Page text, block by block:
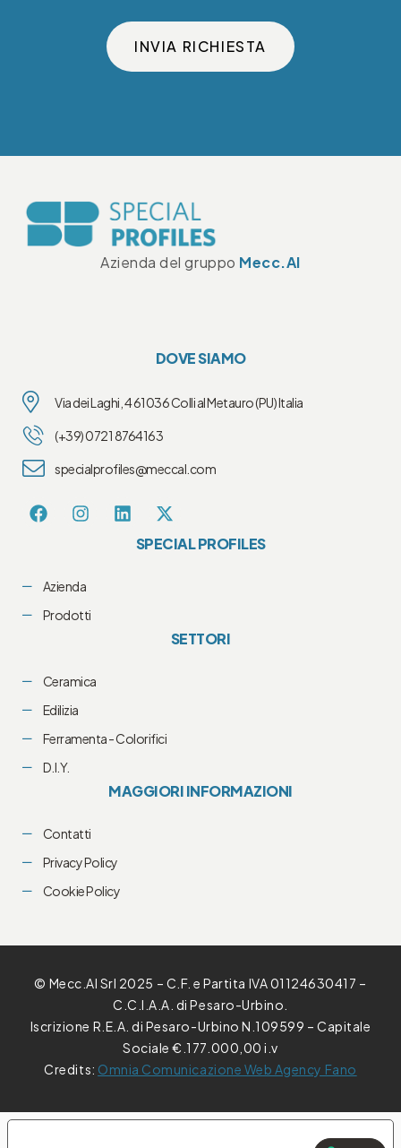
INVIA RICHIESTA
Azienda del gruppo Mecc.Al
DOVE SIAMO
Via dei Laghi, 4 61036 Colli al Metauro (PU) Italia
(+39) 0721 8764163
specialprofiles@meccal.com
SPECIAL PROFILES
Azienda
Prodotti
SETTORI
Ceramica
Edilizia
Ferramenta - Colorifici
D.I.Y.
MAGGIORI INFORMAZIONI
Contatti
Privacy Policy
Cookie Policy
© Mecc.Al Srl 2025 – C.F. e Partita IVA 01124630417 –
C.C.I.A.A. di Pesaro-Urbino.
Iscrizione R.E.A. di Pesaro-Urbino N.109599 – Capitale
Sociale €.177.000,00 i.v
Credits: Omnia Comunicazione Web Agency Fano
TUE PREFERENZE RELATIVE ALLA PRIVACY